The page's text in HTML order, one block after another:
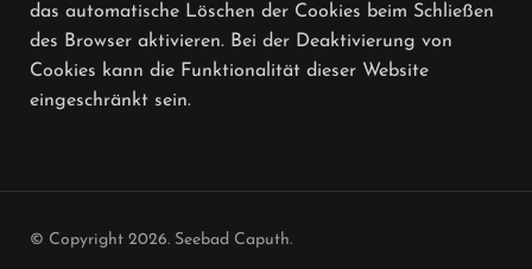
das automatische Löschen der Cookies beim Schließen
des Browser aktivieren. Bei der Deaktivierung von
Cookies kann die Funktionalität dieser Website
eingeschränkt sein.
© Copyright 2026. Seebad Caputh.